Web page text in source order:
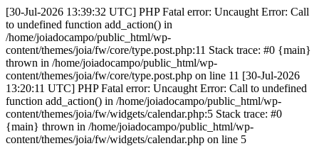
[30-Jul-2026 13:39:32 UTC] PHP Fatal error: Uncaught Error: Call
to undefined function add_action() in
/home/joiadocampo/public_html/wp-
content/themes/joia/fw/core/type.post.php:11 Stack trace: #0 {main}
thrown in /home/joiadocampo/public_html/wp-
content/themes/joia/fw/core/type.post.php on line 11 [30-Jul-2026
13:20:11 UTC] PHP Fatal error: Uncaught Error: Call to undefined
function add_action() in /home/joiadocampo/public_html/wp-
content/themes/joia/fw/widgets/calendar.php:5 Stack trace: #0
{main} thrown in /home/joiadocampo/public_html/wp-
content/themes/joia/fw/widgets/calendar.php on line 5